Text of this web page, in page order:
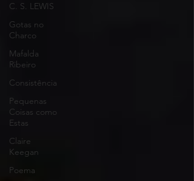
C. S. LEWIS
Gotas no
Charco
Mafalda
Ribeiro
Consistência
Pequenas
Coisas como
Estas
Claire
Keegan
Poema